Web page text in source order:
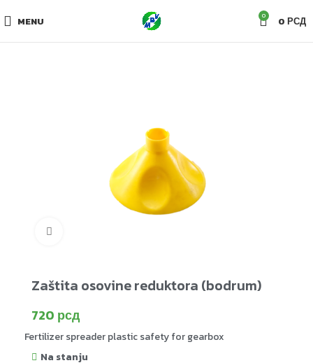
MENU 0 0 РСД
Zaštita osovine reduktora (bodrum)
720 рсд
Fertilizer spreader plastic safety for gearbox
Na stanju